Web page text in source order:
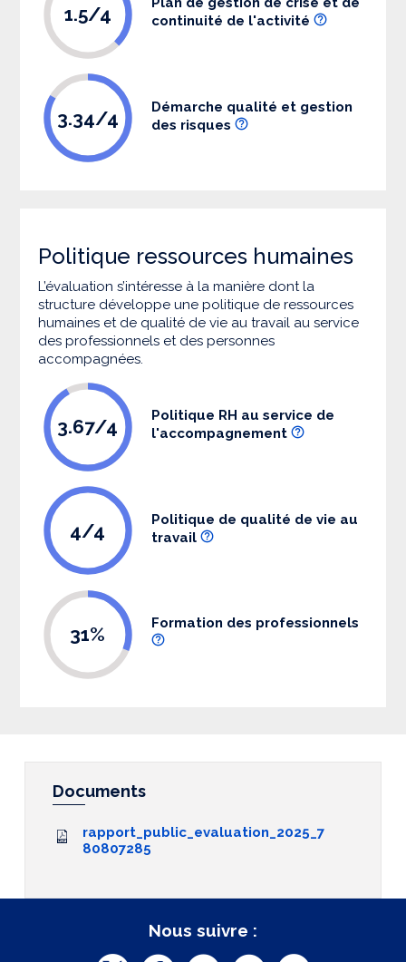
1.5/4
continuité de l'activité
3.34/4
Démarche qualité et gestion
des risques
Politique ressources humaines
L’évaluation s’intéresse à la manière dont la
structure développe une politique de ressources
humaines et de qualité de vie au travail au service
des professionnels et des personnes
accompagnées.
3.67/4
Politique RH au service de
l'accompagnement
4/4
Politique de qualité de vie au
travail
31% Formation des professionnels
Documents
rapport_public_evaluation_2025_7
80807285
Nous suivre :